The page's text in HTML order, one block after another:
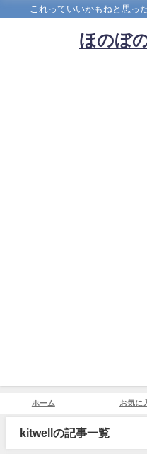
これっていいかもねと思っ
ほのぼ
ホーム お気に
kitwellの記事一覧